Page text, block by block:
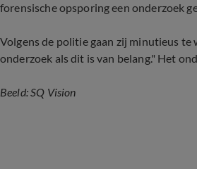
forensische opsporing een onderzoek
Volgens de politie gaan zij minutieus te
onderzoek als dit is van belang." Het
Beeld: SQ Vision